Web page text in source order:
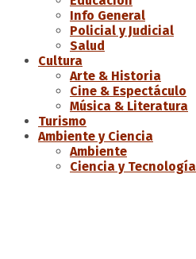
Info General
Policial y Judicial
Salud
Cultura
Arte & Historia
Cine & Espectáculo
Música & Literatura
Turismo
Ambiente y Ciencia
Ambiente
Ciencia y Tecnología